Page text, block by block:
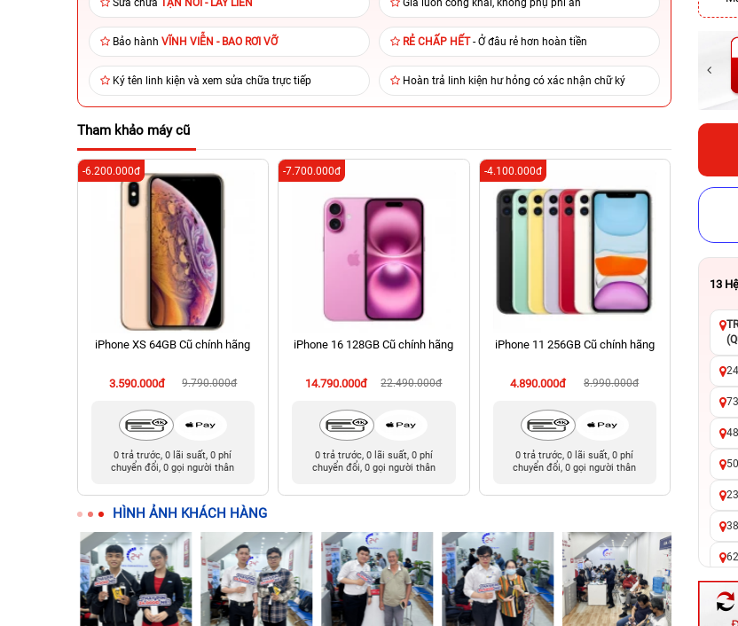
Sửa chữa TẬN NƠI - LẤY LIỀN Giá luôn công khai, không phụ phí ẩn
Bảo hành VĨNH VIỄN - BAO RƠI VỠ RẺ CHẤP HẾT- Ở đâu rẻ hơn hoàn tiền
Ký tên linh kiện và xem sửa chữa trực tiếp Hoàn trả linh kiện hư hỏng có xác nhận chữ ký
Tham khảo máy cũ
iPhone XS 64GB Cũ chính hãng
3.590.000đ 9.790.000đ
-6.200.000đ
0 trả trước, 0 lãi suất, 0 phí
chuyển đổi, 0 gọi người thân
iPhone 16 128GB Cũ chính hãng
14.790.000đ 22.490.000đ
-7.700.000đ
0 trả trước, 0 lãi suất, 0 phí
chuyển đổi, 0 gọi người thân
iPhone 11 256GB Cũ chính hãng
4.890.000đ 8.990.000đ
-4.100.000đ
0 trả trước, 0 lãi suất, 0 phí
chuyển đổi, 0 gọi người thân
-5.500.000đ
HÌNH ẢNH KHÁCH HÀNG
13